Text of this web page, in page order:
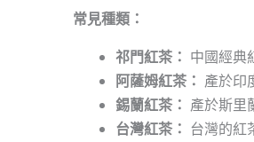
常見種類：
祁門紅茶： 中國經典
阿薩姆紅茶： 產於印
錫蘭紅茶： 產於斯里
台灣紅茶： 台灣的紅